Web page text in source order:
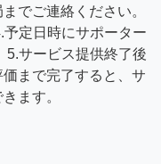
でご連絡ください。
定日時にサポーター
5.サービス提供終了後
まで完了すると、サ
ます。